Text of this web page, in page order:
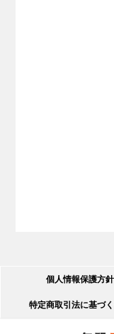
個人情報保護方針
特定商取引法に基づ